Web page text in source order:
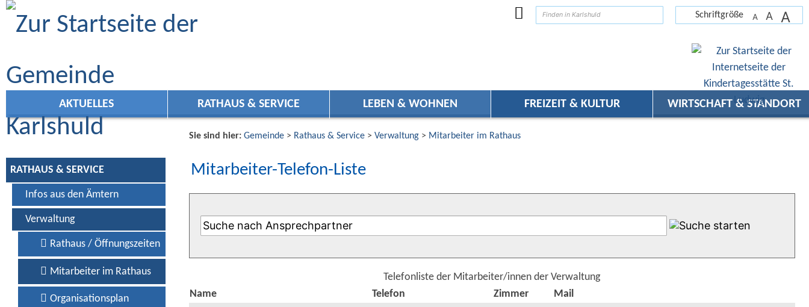
Zum Inhalt
Schriftgröße A A A
AKTUELLES RATHAUS & SERVICE LEBEN & WOHNEN FREIZEIT & KULTUR WIRTSCHAFT & STANDORT
RATHAUS & SERVICE
Infos aus den Ämtern
Verwaltung
Rathaus / Öffnungszeiten
Mitarbeiter im Rathaus
Organisationsplan
Sie sind hier: Gemeinde> Rathaus & Service> Verwaltung> Mitarbeiter im Rathaus
Mitarbeiter-Telefon-Liste
Telefonliste der Mitarbeiter/innen der Verwaltung
Name
Telefon Zimmer
Mail